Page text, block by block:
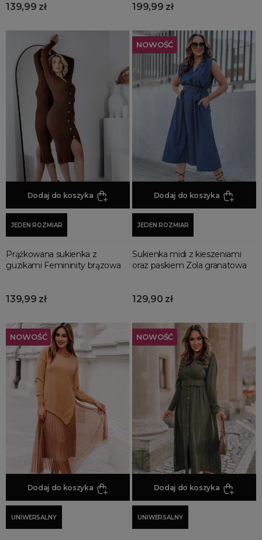
139,99 zł 199,99 zł
Dodaj do koszyka
JEDEN ROZMIAR
Prążkowana sukienka z
guzikami Femininity brązowa
139,99 zł
Dodaj do koszyka
JEDEN ROZMIAR
Sukienka midi z kieszeniami
oraz paskiem Zola granatowa
129,90 zł
NOWOŚĆ
Dodaj do koszyka
UNIWERSALNY
NOWOŚĆ
Dodaj do koszyka
UNIWERSALNY
NOWOŚĆ